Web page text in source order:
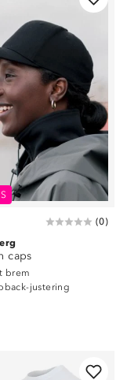
(0)
caps
brem
justering